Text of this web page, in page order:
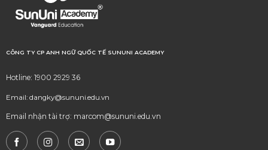
CÔNG TY CP ANH NGỮ QUỐC TẾ SUNUNI ACADEMY
Hotline: 1900 2929 36
Email: dangky@sununi.edu.vn
Email nhận tài trợ: marcom@sununi.edu.vn